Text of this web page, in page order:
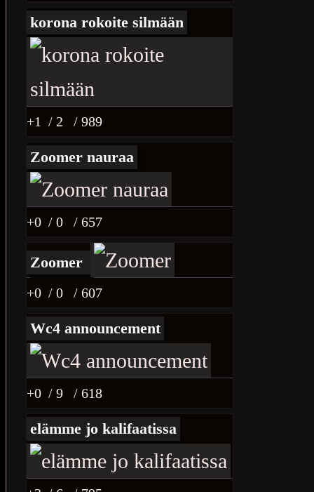
korona rokoite silmään
+1 / 2 / 989
Zoomer nauraa
+0 / 0 / 657
Zoomer
+0 / 0 / 607
Wc4 announcement
+0 / 9 / 618
elämme jo kalifaatissa